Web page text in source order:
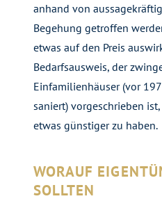
anhand von
Begehung getroffen
etwas auf den Preis
Bedarfsausweis, der
Einfamilienhäuser (vor
saniert) vorgeschrieben
etwas günstiger zu haben.
WORAUF
SOLLTEN